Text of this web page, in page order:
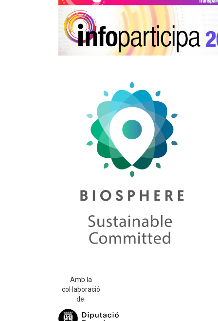
Amb la
col·laboració
de: